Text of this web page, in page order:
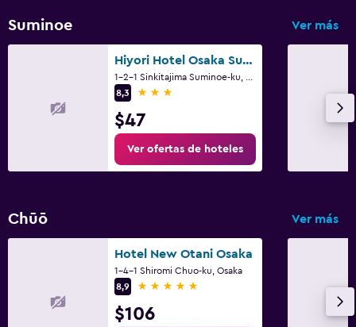
Suminoe Ver más
Hiyori Hotel Osaka Suminoekoen Station
8,3
3 estrellas
$47
Ver ofertas de hoteles
Chūō Ver más
Hotel New Otani Osaka
1-4-1 Shiromi Chuo-ku, Osaka
8,9
5 estrellas
$106